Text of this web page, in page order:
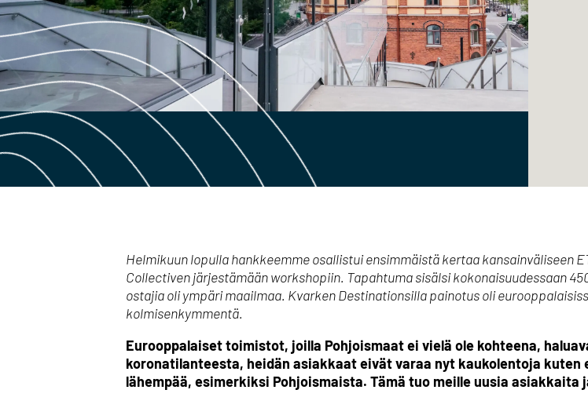
Helmikuun lopulla hankkeemme osallistui ensimmäistä kertaa kansainväliseen
Collectiven järjestämään workshopiin. Tapahtuma sisälsi kokonaisuudessaan
ostajia oli ympäri maailmaa. Kvarken Destinationsilla painotus oli
kolmisenkymmentä.
Eurooppalaiset toimistot, joilla Pohjoismaat ei vielä ole kohteena,
koronatilanteesta, heidän asiakkaat eivät varaa nyt kaukolentoja
lähempää, esimerkiksi Pohjoismaista. Tämä tuo meille uusia asiakkaita